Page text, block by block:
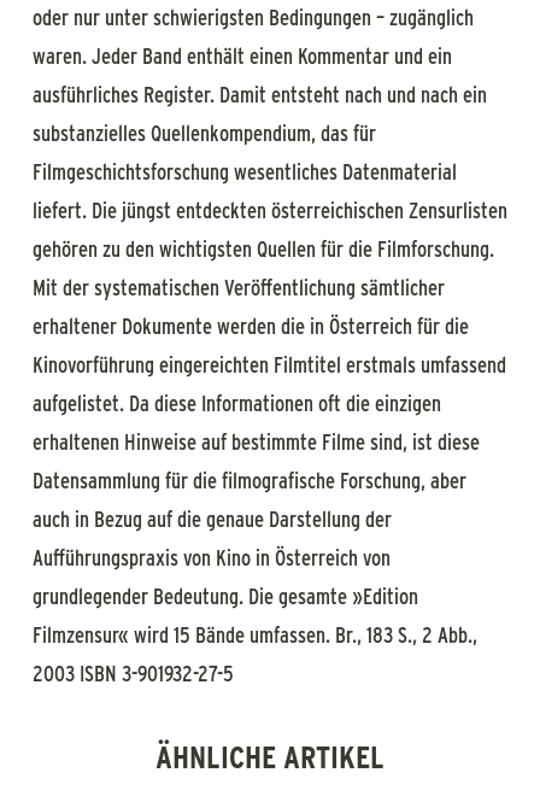
oder nur unter schwierigsten Bedingungen – zugänglich
waren. Jeder Band enthält einen Kommentar und ein
ausführliches Register. Damit entsteht nach und nach ein
substanzielles Quellenkompendium, das für
Filmgeschichtsforschung wesentliches Datenmaterial
liefert. Die jüngst entdeckten österreichischen Zensurlisten
gehören zu den wichtigsten Quellen für die Filmforschung.
Mit der systematischen Veröffentlichung sämtlicher
erhaltener Dokumente werden die in Österreich für die
Kinovorführung eingereichten Filmtitel erstmals umfassend
aufgelistet. Da diese Informationen oft die einzigen
erhaltenen Hinweise auf bestimmte Filme sind, ist diese
Datensammlung für die filmografische Forschung, aber
auch in Bezug auf die genaue Darstellung der
Aufführungspraxis von Kino in Österreich von
grundlegender Bedeutung. Die gesamte »Edition
Filmzensur« wird 15 Bände umfassen. Br., 183 S., 2 Abb.,
2003 ISBN 3-901932-27-5
ÄHNLICHE ARTIKEL